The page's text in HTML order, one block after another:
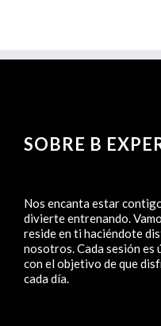
SOBRE B
Nos encanta estar
divierte entrenando.
reside en ti haciéndote
nosotros. Cada sesión es
con el objetivo de que
cada día.